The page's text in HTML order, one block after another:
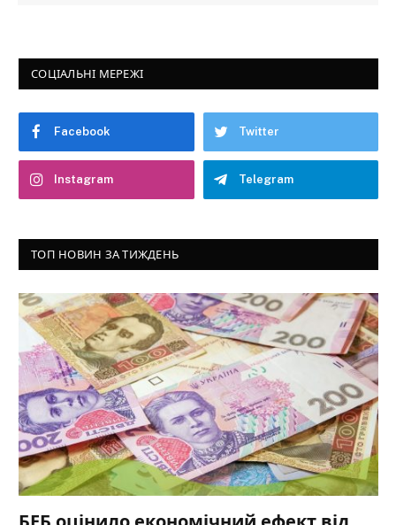
СОЦІАЛЬНІ МЕРЕЖІ
Facebook Twitter
Instagram Telegram
ТОП НОВИН ЗА ТИЖДЕНЬ